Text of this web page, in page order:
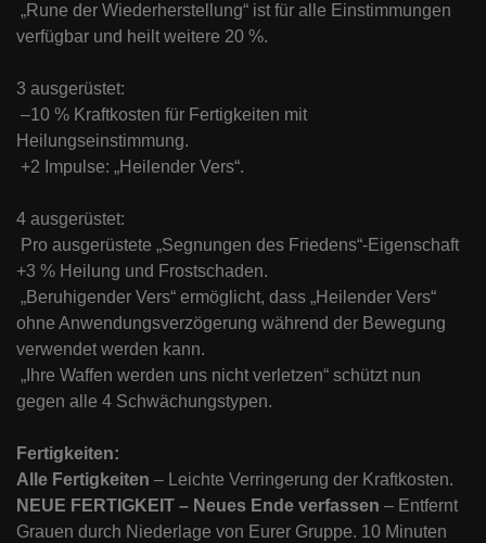
„Rune der Wiederherstellung“ ist für alle Einstimmungen
verfügbar und heilt weitere 20 %.
3 ausgerüstet:
–10 % Kraftkosten für Fertigkeiten mit
Heilungseinstimmung.
+2 Impulse: „Heilender Vers“.
4 ausgerüstet:
Pro ausgerüstete „Segnungen des Friedens“-Eigenschaft
+3 % Heilung und Frostschaden.
„Beruhigender Vers“ ermöglicht, dass „Heilender Vers“
ohne Anwendungsverzögerung während der Bewegung
verwendet werden kann.
„Ihre Waffen werden uns nicht verletzen“ schützt nun
gegen alle 4 Schwächungstypen.
Fertigkeiten:
Alle Fertigkeiten – Leichte Verringerung der Kraftkosten.
NEUE FERTIGKEIT – Neues Ende verfassen – Entfernt
Grauen durch Niederlage von Eurer Gruppe. 10 Minuten